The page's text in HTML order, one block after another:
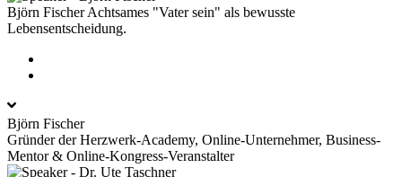
Björn Fischer Achtsames "Vater sein" als bewusste
Lebensentscheidung.
Björn Fischer
Gründer der Herzwerk-Academy, Online-Unternehmer, Business-
Mentor & Online-Kongress-Veranstalter